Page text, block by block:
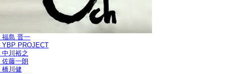
福島 晋一
YBP PROJECT
中川裕之
佐藤一朗
橋川健